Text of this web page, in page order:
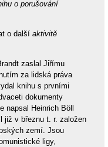
o porušování
o další aktivitě
zaslal Jiřímu
za lidská práva
knihu s prvními
dokumenty
napsal Heinrich Böll
již v březnu t. r. založen
zemí. Jsou
ligy,